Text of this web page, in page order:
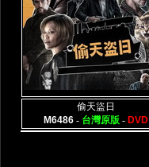
偷天盜日
M6486 - 台灣原版 - DVD